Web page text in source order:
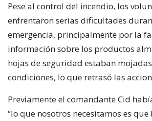
Pese al control del incendio, los
enfrentaron serias dificultades
emergencia, principalmente por la
información sobre los productos
hojas de seguridad estaban
condiciones, lo que retrasó las
Previamente el comandante Cid
“lo que nosotros necesitamos es